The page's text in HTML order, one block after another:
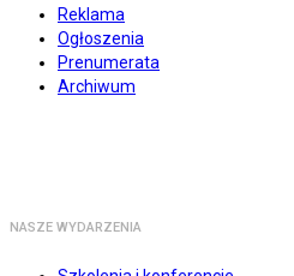
Reklama
Ogłoszenia
Prenumerata
Archiwum
NASZE WYDARZENIA